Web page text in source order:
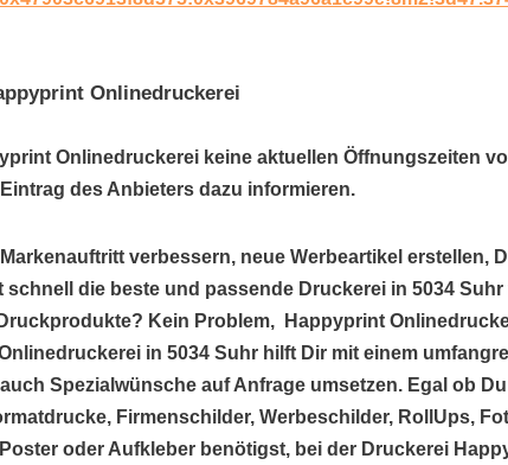
Onlinedruckerei
Onlinedruckerei keine aktuellen Öffnungszeiten
des Anbieters dazu informieren.
verbessern, neue Werbeartikel erstellen,
die beste und passende Druckerei in 5034 Suhr
Kein Problem, Happyprint
in 5034 Suhr hilft Dir mit einem
Spezialwünsche auf Anfrage umsetzen. Egal ob Du
Firmenschilder, Werbeschilder, RollUps,
oder Aufkleber benötigst, bei der Druckerei